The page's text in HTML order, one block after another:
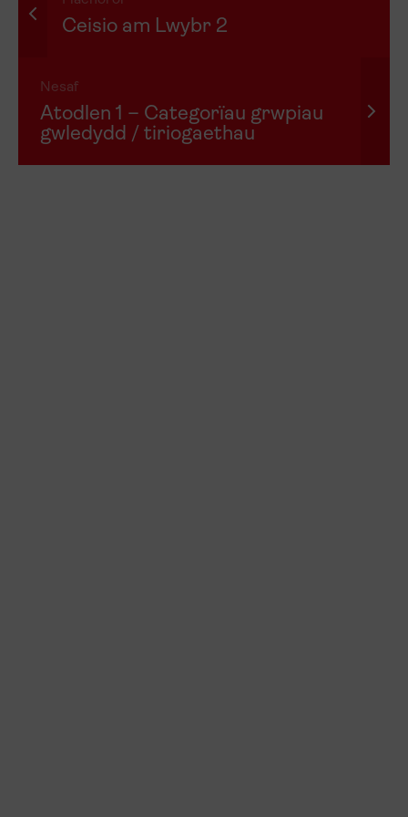
Ceisio am Lwybr 2
Nesaf
Atodlen 1 – Categorïau grwpiau
gwledydd / tiriogaethau